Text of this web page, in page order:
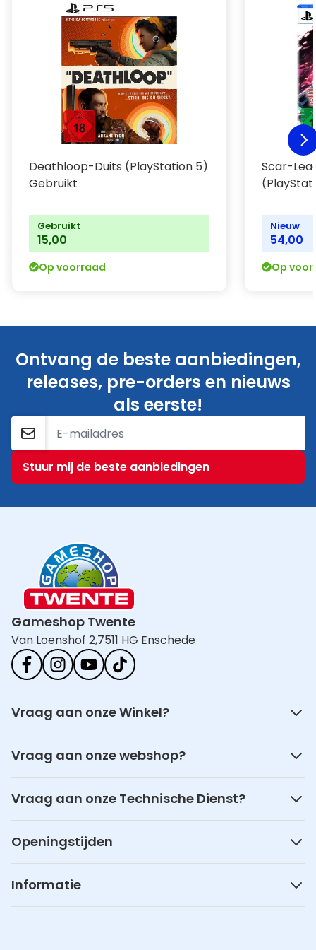
Deathloop-Duits (PlayStation 5)
Gebruikt
Gebruikt
15,00
Op voorraad
Scar-
Nieuw
54,00
Op
Ontvang de beste aanbiedingen,
releases, pre-orders en nieuws
als eerste!
E-mailadres
Stuur mij de beste aanbiedingen
Gameshop Twente
Van Loenshof 2,7511 HG Enschede
Vraag aan onze Winkel?
Vraag aan onze webshop?
Vraag aan onze Technische Dienst?
Openingstijden
Informatie